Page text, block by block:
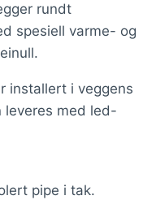
rundt
spesiell varme- og
installert i veggens
leveres med led-
pipe i tak.